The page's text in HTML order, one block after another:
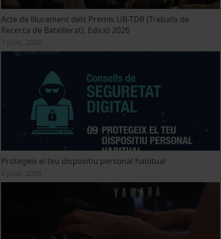
Acte de lliurament dels Premis UB-TDR (Treballs de
Recerca de Batxillerat). Edició 2026
7 Julio, 2026
Protegeix el teu dispositiu personal habitual
2 Julio, 2026